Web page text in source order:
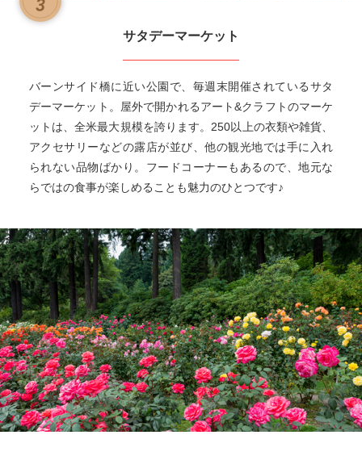
サタデーマーケット
バーンサイド橋に近い公園で、毎週末開催されているサタ
デーマーケット。屋外で開かれるアート&クラフトのマーケ
ットは、全米最大規模を誇ります。250以上の衣類や雑貨、
アクセサリーなどの露店が並び、他の観光地では手に入れ
られない品物ばかり。フードコーナーもあるので、地元な
らではの食事が楽しめることも魅力のひとつです♪